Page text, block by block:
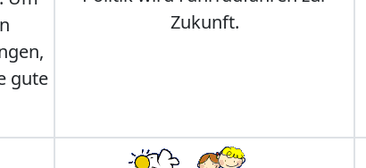
gute
Zukunft.